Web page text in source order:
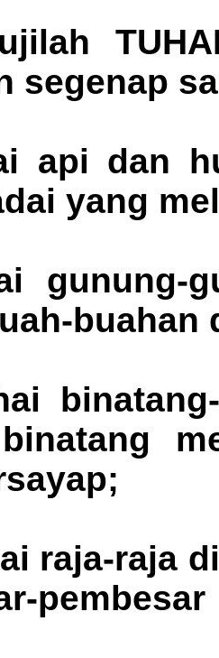
segenap
api dan
yang
gunung-
buahan
raja-raja